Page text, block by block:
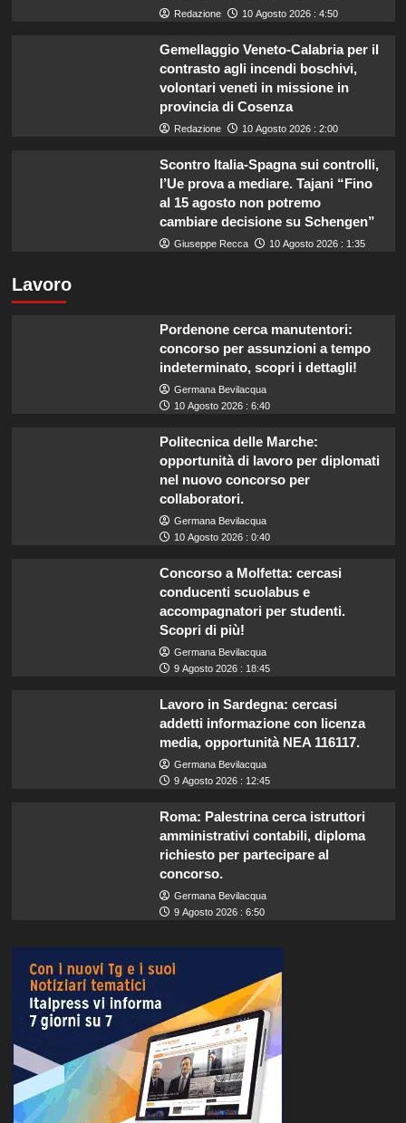
Redazione 10 Agosto 2026 : 4:50
Gemellaggio Veneto-Calabria per il
contrasto agli incendi boschivi,
volontari veneti in missione in
provincia di Cosenza
Redazione 10 Agosto 2026 : 2:00
Scontro Italia-Spagna sui controlli,
l’Ue prova a mediare. Tajani “Fino
al 15 agosto non potremo
cambiare decisione su Schengen”
Giuseppe Recca 10 Agosto 2026 : 1:35
Lavoro
Pordenone cerca manutentori:
concorso per assunzioni a tempo
indeterminato, scopri i dettagli!
Germana Bevilacqua
10 Agosto 2026 : 6:40
Politecnica delle Marche:
opportunità di lavoro per diplomati
nel nuovo concorso per
collaboratori.
Germana Bevilacqua
10 Agosto 2026 : 0:40
Concorso a Molfetta: cercasi
conducenti scuolabus e
accompagnatori per studenti.
Scopri di più!
Germana Bevilacqua
9 Agosto 2026 : 18:45
Lavoro in Sardegna: cercasi
addetti informazione con licenza
media, opportunità NEA 116117.
Germana Bevilacqua
9 Agosto 2026 : 12:45
Roma: Palestrina cerca istruttori
amministrativi contabili, diploma
richiesto per partecipare al
concorso.
Germana Bevilacqua
9 Agosto 2026 : 6:50